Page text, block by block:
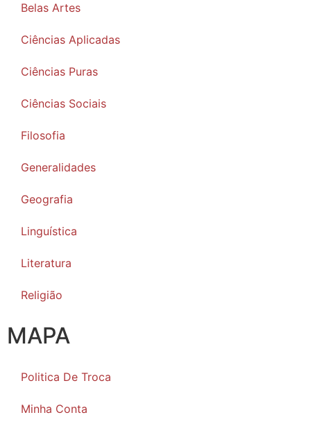
Belas Artes
Ciências Aplicadas
Ciências Puras
Ciências Sociais
Filosofia
Generalidades
Geografia
Linguística
Literatura
Religião
MAPA
Politica De Troca
Minha Conta